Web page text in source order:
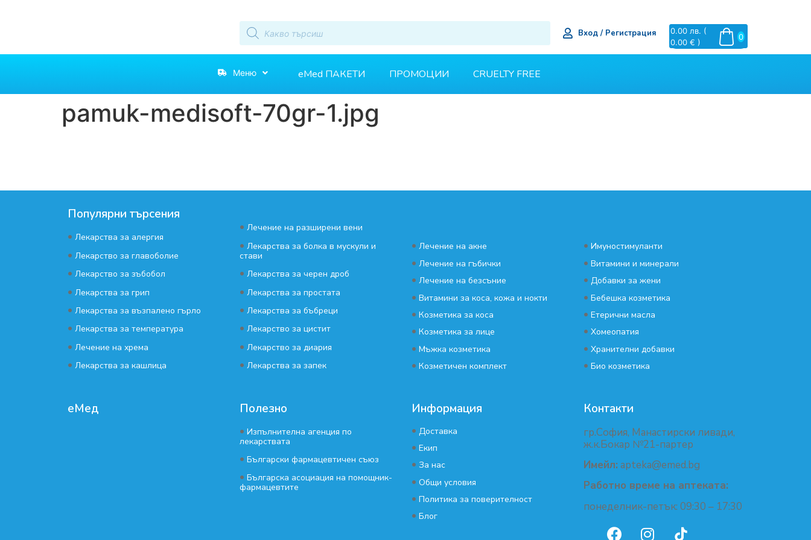
Вход / Регистрация 0
0.00 лв. (
0.00 € )
Меню eMed ПАКЕТИ ПРОМОЦИИ CRUELTY FREE
pamuk-medisoft-70gr-1.jpg
Популярни търсения
• Лекарства за алергия
• Лекарство за главоболие
• Лекарство за зъбобол
• Лекарства за грип
• Лекарства за възпалено гърло
• Лекарства за температура
• Лечение на хрема
• Лекарства за кашлица
• Лечение на разширени вени
• Лекарства за болка в мускули и
стави
• Лекарства за черен дроб
• Лекарства за простата
• Лекарства за бъбреци
• Лекарство за цистит
• Лекарство за диария
• Лекарства за запек
• Лечение на акне
• Лечение на гъбички
• Лечение на безсъние
• Витамини за коса, кожа и нокти
• Козметика за коса
• Козметика за лице
• Мъжка козметика
• Козметичен комплект
• Имуностимуланти
• Витамини и минерали
• Добавки за жени
• Бебешка козметика
• Етерични масла
• Хомеопатия
• Хранителни добавки
• Био козметика
еМед Полезно
• Изпълнителна агенция по
лекарствата
• Български фармацевтичен съюз
• Българска асоциация на помощник-
фармацевтите
Информация
• Доставка
• Екип
• За нас
• Общи условия
• Политика за поверителност
• Блог
Контакти
гр.София, Манастирски ливади,
ж.к.Бокар №21-партер
Имейл: apteka@emed.bg
Работно време на аптеката:
понеделник-петък: 09:30 – 17:30